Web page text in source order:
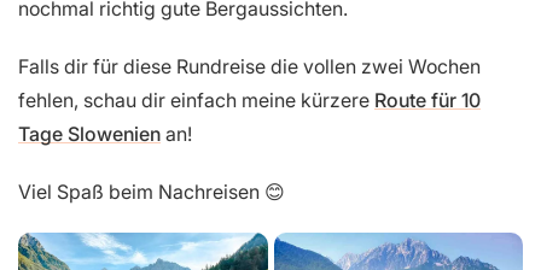
nochmal richtig gute Bergaussichten.
Falls dir für diese Rundreise die vollen zwei Wochen
fehlen, schau dir einfach meine kürzere Route für 10
Tage Slowenien an!
Viel Spaß beim Nachreisen 😊